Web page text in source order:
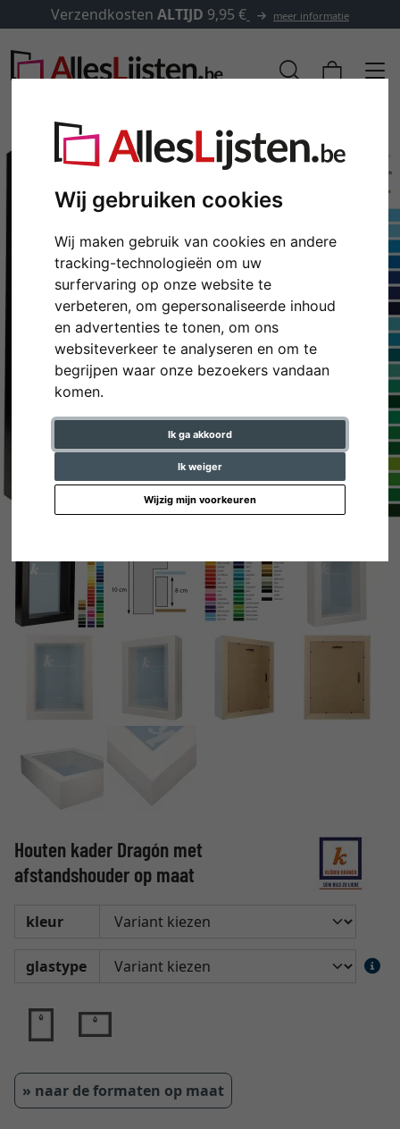
Wij gebruiken cookies
Wij maken gebruik van cookies en andere
tracking-technologieën om uw
surfervaring op onze website te
verbeteren, om gepersonaliseerde inhoud
en advertenties te tonen, om ons
websiteverkeer te analyseren en om te
begrijpen waar onze bezoekers vandaan
komen.
Ik ga akkoord
Ik weiger
Wijzig mijn voorkeuren
Verzendkosten ALTIJD 9,95 € meer informatie
Terug
Houten kader Dragón met
afstandshouder op maat
kleur
glastype
» naar de formaten op maat